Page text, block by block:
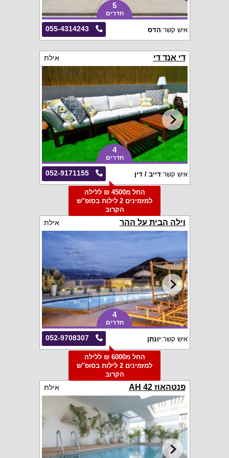
5
חדרים
055-4314243 איש קשר:הדס
די אנד די אילת
4
חדרים
052-9171155 איש קשר:דייב / דין
החל מ4500 ₪ ללילה
למזמינים 2 לילות בסופ"ש
הקרוב
וילה הבית על ההר אילת
4
חדרים
052-9708307 איש קשר:יונתן
החל מ6000 ₪ ללילה
למזמינים 2 לילות בסופ"ש
הקרוב
פנטהאוז AH 42 אילת